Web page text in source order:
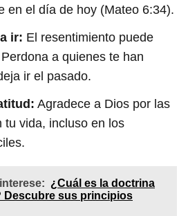
en el día de hoy (Mateo 6:34).
ir: El resentimiento puede
a quienes te han
ir el pasado.
Agradece a Dios por las
tu vida, incluso en los
¿Cuál es la doctrina
Descubre sus principios